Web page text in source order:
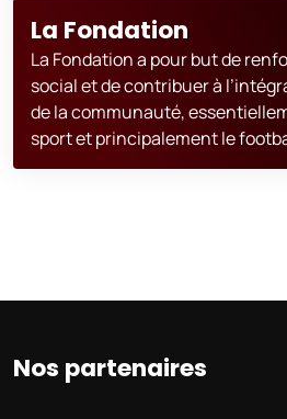
La Fondation
La Fondation a pour but de
social et de contribuer à
de la communauté,
sport et principalement le
Nos partenaires